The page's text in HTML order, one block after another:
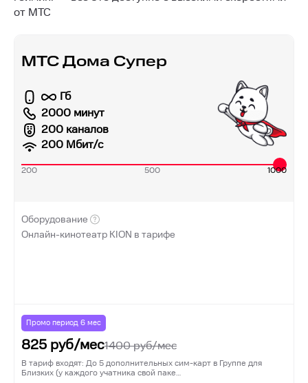
от МТС
МТС Дома Супер
Гб
2000 минут
200 каналов
200 Мбит/с
200 500 1000
Оборудование
Онлайн-кинотеатр KION в тарифе
Промо период 6 мес
825 руб/мес1400руб/мес
В тариф входят: До 5 дополнительных сим-карт в Группе для
Близких (у каждого учатника свой паке…